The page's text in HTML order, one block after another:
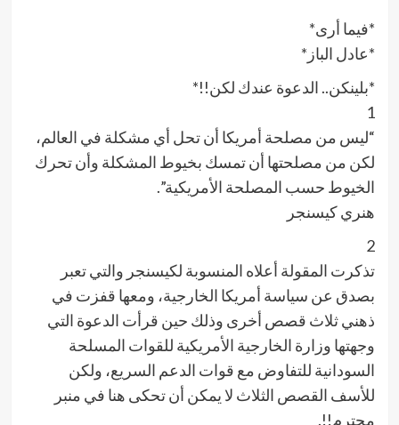
*فيما أرى*
*عادل الباز*
*بلينكن.. الدعوة عندك لكن!!*
1
“ليس من مصلحة أمريكا أن تحل أي مشكلة في العالم،
لكن من مصلحتها أن تمسك بخيوط المشكلة وأن تحرك
الخيوط حسب المصلحة الأمريكية”.
هنري كيسنجر
2
تذكرت المقولة أعلاه المنسوبة لكيسنجر والتي تعبر
بصدق عن سياسة أمريكا الخارجية، ومعها قفزت في
ذهني ثلاث قصص أخرى وذلك حين قرأت الدعوة التي
وجهتها وزارة الخارجية الأمريكية للقوات المسلحة
السودانية للتفاوض مع قوات الدعم السريع، ولكن
للأسف القصص الثلاث لا يمكن أن تحكى هنا في منبر
محترم!!.